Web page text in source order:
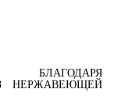
БЛАГОДАРЯ
НЕРЖАВЕЮЩЕЙ